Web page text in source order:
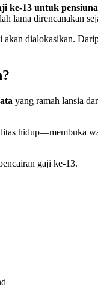
ke-13 untuk
lama direncanakan
dialokasikan.
yang ramah lansia
hidup—membuka
gaji ke-13.